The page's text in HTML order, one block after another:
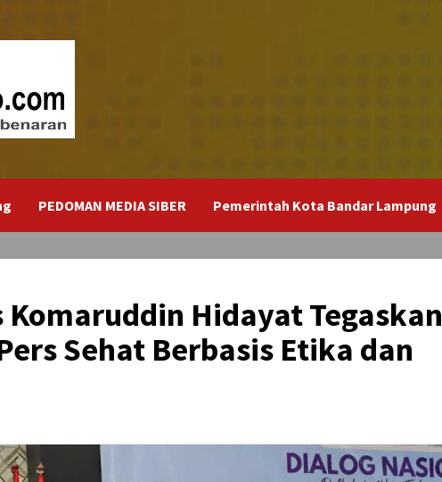
PEDOMAN MEDIA SIBER Pemerintah Kota Bandar Lampung
Komaruddin Hidayat Tegaskan
Sehat Berbasis Etika dan